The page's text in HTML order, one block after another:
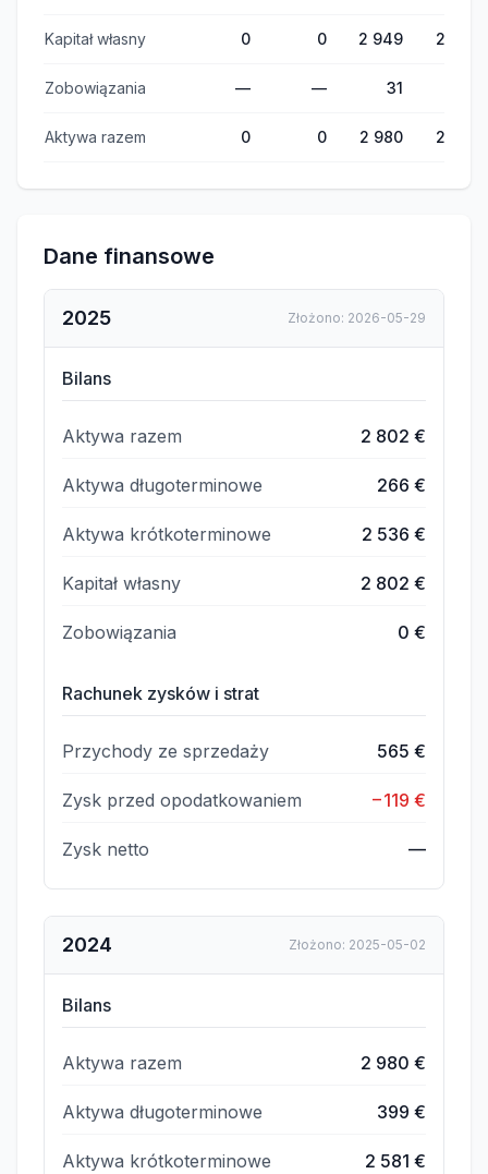
Kapitał własny 0 0 2 949 2 802
Zobowiązania — — 31
Aktywa razem 0 0 2 980 2 802
Dane finansowe
2025 Złożono: 2026-05-29
Bilans
Aktywa razem 2 802 €
Aktywa długoterminowe 266 €
Aktywa krótkoterminowe 2 536 €
Kapitał własny 2 802 €
Zobowiązania 0 €
Rachunek zysków i strat
Przychody ze sprzedaży 565 €
Zysk przed opodatkowaniem −119 €
Zysk netto —
2024 Złożono: 2025-05-02
Bilans
Aktywa razem 2 980 €
Aktywa długoterminowe 399 €
Aktywa krótkoterminowe 2 581 €